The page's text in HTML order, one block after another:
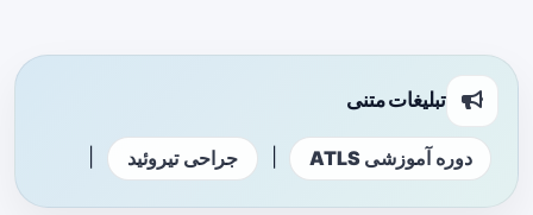
تبلیغات متنی
دوره آموزشی ATLS جراحی تیروئید